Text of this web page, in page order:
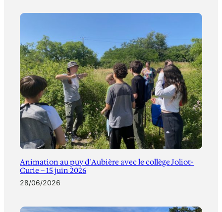
Animation au puy d’Aubière avec le collège Joliot-
Curie – 15 juin 2026
28/06/2026